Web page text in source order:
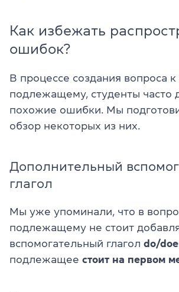
Как избежать
ошибок?
В процессе создания вопроса к
подлежащему, студенты часто
похожие ошибки. Мы
обзор некоторых из них.
Дополнительный
глагол
Мы уже упоминали, что в
подлежащему не стоит
вспомогательный глагол do/
подлежащее стоит на первом